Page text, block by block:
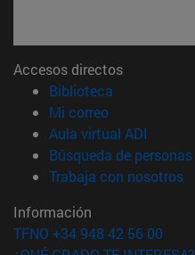
Accesos directos
Biblioteca
Mi correo(abre en
Aula virtual ADI
Búsqueda de personas
Trabaja con nosotros
Información
TFNO +34 948 42 56 00